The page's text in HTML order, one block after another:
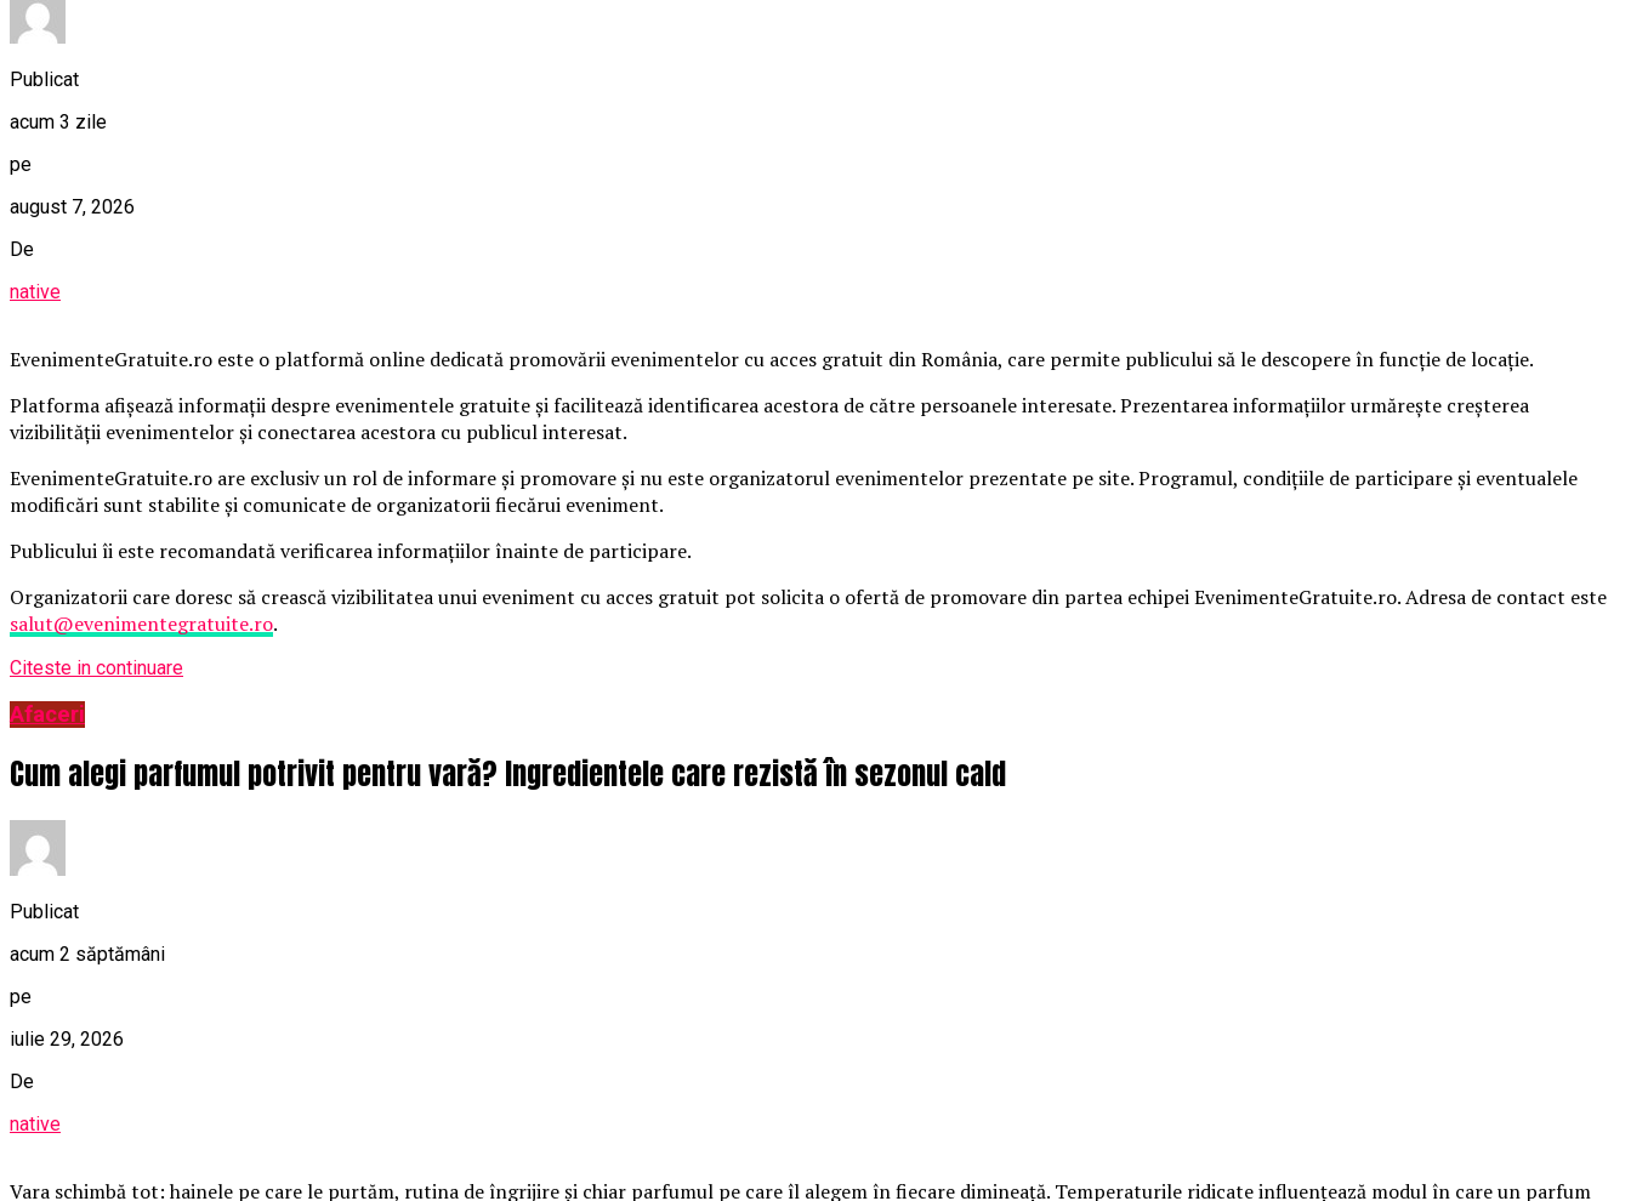
Publicat
acum 3 zile
pe
august 7, 2026
De
native
EvenimenteGratuite.ro este o platformă online dedicată promovării evenimentelor cu acces gratuit din România, care permite publicului să le descopere în funcție de locație.
Platforma afișează informații despre evenimentele gratuite și facilitează identificarea acestora de către persoanele interesate. Prezentarea informațiilor urmărește creșterea
vizibilității evenimentelor și conectarea acestora cu publicul interesat.
EvenimenteGratuite.ro are exclusiv un rol de informare și promovare și nu este organizatorul evenimentelor prezentate pe site. Programul, condițiile de participare și eventualele
modificări sunt stabilite și comunicate de organizatorii fiecărui eveniment.
Publicului îi este recomandată verificarea informațiilor înainte de participare.
Organizatorii care doresc să crească vizibilitatea unui eveniment cu acces gratuit pot solicita o ofertă de promovare din partea echipei EvenimenteGratuite.ro. Adresa de contact este
salut@evenimentegratuite.ro.
Citeste in continuare
Afaceri
Cum alegi parfumul potrivit pentru vară? Ingredientele care rezistă în sezonul cald
Publicat
acum 2 săptămâni
pe
iulie 29, 2026
De
native
Vara schimbă tot: hainele pe care le purtăm, rutina de îngrijire și chiar parfumul pe care îl alegem în fiecare dimineață. Temperaturile ridicate influențează modul în care un parfum